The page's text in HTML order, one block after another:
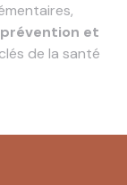
prévention et
de la santé